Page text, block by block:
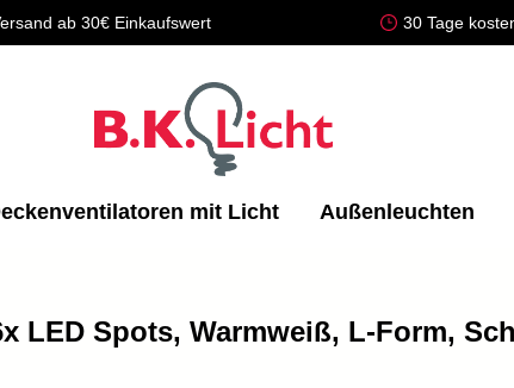
ab 30€ Einkaufswert 30 Tage
mit Licht Außenleuchten
LED Spots, Warmweiß, L-Form,